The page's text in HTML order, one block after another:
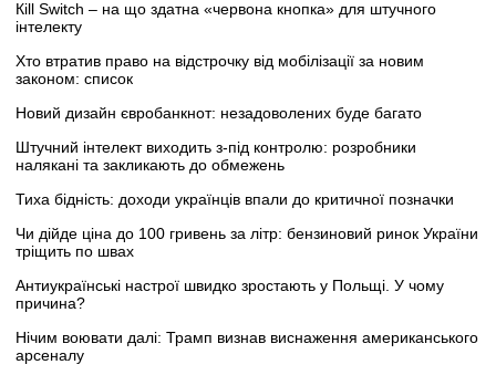
Кill Switch – на що здатна «червона кнопка» для штучного
інтелекту
Хто втратив право на відстрочку від мобілізації за новим
законом: список
Новий дизайн євробанкнот: незадоволених буде багато
Штучний інтелект виходить з-під контролю: розробники
налякані та закликають до обмежень
Тиха бідність: доходи українців впали до критичної позначки
Чи дійде ціна до 100 гривень за літр: бензиновий ринок України
тріщить по швах
Антиукраїнські настрої швидко зростають у Польщі. У чому
причина?
Нічим воювати далі: Трамп визнав виснаження американського
арсеналу